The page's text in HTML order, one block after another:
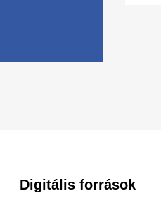
Digitális források